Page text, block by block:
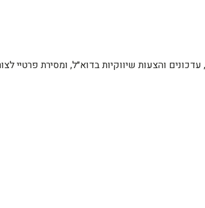
והצעות שיווקיות בדוא״ל, ומסירת
העמוד